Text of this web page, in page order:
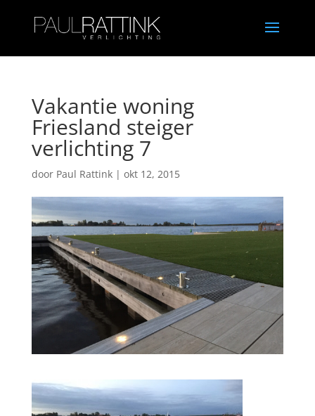
Vakantie woning
Friesland steiger
verlichting 7
door Paul Rattink| okt 12, 2015